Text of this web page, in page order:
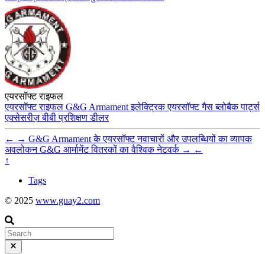
एयरसॉफ्ट राइफल
एयरसॉफ्टराइफल G&G Armamentइलेक्ट्रिक एयरसॉफ्टगैस ब्लोबैकपार्ट्स
एक्सेसरीज़बीबीप्रशिक्षणडीलर
← → G&G Armament के एयरसॉफ्ट नवाचारों और उपलब्धियों का व्यापक
अवलोकन G&G आर्मामेंट वितरकों का वैश्विक नेटवर्क → ←
↑
Tags
© 2025 www.guay2.com